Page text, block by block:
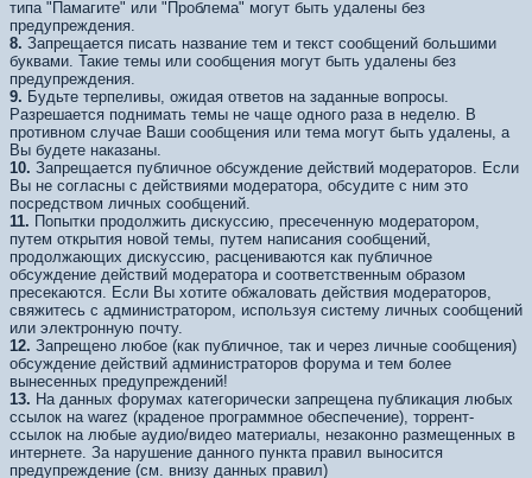
типа "Памагите" или "Проблема" могут быть удалены без
предупреждения.
8. Запрещается писать название тем и текст сообщений большими
буквами. Такие темы или сообщения могут быть удалены без
предупреждения.
9. Будьте терпеливы, ожидая ответов на заданные вопросы.
Разрешается поднимать темы не чаще одного раза в неделю. В
противном случае Ваши сообщения или тема могут быть удалены, а
Вы будете наказаны.
10. Запрещается публичное обсуждение действий модераторов. Если
Вы не согласны с действиями модератора, обсудите с ним это
посредством личных сообщений.
11. Попытки продолжить дискуссию, пресеченную модератором,
путем открытия новой темы, путем написания сообщений,
продолжающих дискуссию, расцениваются как публичное
обсуждение действий модератора и соответственным образом
пресекаются. Если Вы хотите обжаловать действия модераторов,
свяжитесь с администратором, используя систему личных сообщений
или электронную почту.
12. Запрещено любое (как публичное, так и через личные сообщения)
обсуждение действий администраторов форума и тем более
вынесенных предупреждений!
13. На данных форумах категорически запрещена публикация любых
ссылок на warez (краденое программное обеспечение), торрент-
ссылок на любые аудио/видео материалы, незаконно размещенных в
интернете. За нарушение данного пункта правил выносится
предупреждение (см. внизу данных правил)